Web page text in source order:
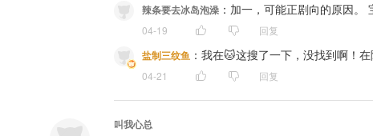
辣条要去冰岛泡澡 ： 加一，可能正剧向的原因。
04-19 回复
盐制三纹鱼 ： 我在🐱这搜了一下，没找到啊！在
04-21 回复
叫我心总